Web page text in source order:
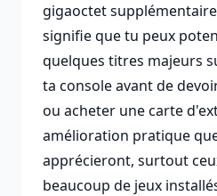
gigaoctet
signifie que tu peux
quelques titres majeurs
ta console avant de
ou acheter une carte
amélioration pratique
apprécieront, surtout
beaucoup de jeux